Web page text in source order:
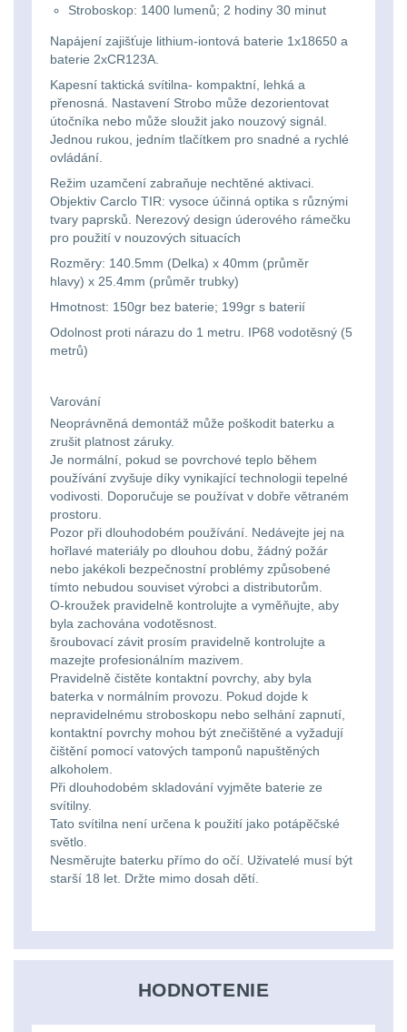
26650
baterie
Svítilny
pro
CR123A
nebo
16340
baterie
svetlá
čelovky
Taktické
svietidlá
Lucerny
kempingové
lampy
Potápačské
svetlá
Kapesní
svítilny
svítilny
18650 1
14500 / AA / AAA4
16340 a CR1231
Nabíjačky9
Náhradné diely7
BATOHY A TAŠKY
(1565)
Turistické a expediční
Městské batohy41
Batohy216
Méně než 10 L13
10 - 20 L26
20 - 30 L103
Nad 30 L74
Batohy přes rameno
15
Cestovní batohy a
tašky6
Dětské batohy
Brašne a tašky45
Ledvinky60
Stroboskop: 1400 lumenů; 2 hodiny 30 minut
Napájení zajišťuje lithium-iontová baterie 1x18650 a
baterie 2xCR123A.
Kapesní taktická svítilna- kompaktní, lehká a
přenosná. Nastavení Strobo může dezorientovat
útočníka nebo může sloužit jako nouzový signál.
Jednou rukou, jedním tlačítkem pro snadné a rychlé
ovládání.
Režim uzamčení zabraňuje nechtěné aktivaci.
Objektiv Carclo TIR: vysoce účinná optika s různými
tvary paprsků. Nerezový design úderového rámečku
pro použití v nouzových situacích
Rozměry: 140.5mm (Delka) x 40mm (průměr
hlavy) x 25.4mm (průměr trubky)
Hmotnost: 150gr bez baterie; 199gr s baterií
Odolnost proti nárazu do 1 metru. IP68 vodotěsný (5
metrů)
Varování
Neoprávněná demontáž může poškodit baterku a
zrušit platnost záruky.
Je normální, pokud se povrchové teplo během
používání zvyšuje díky vynikající technologii tepelné
vodivosti. Doporučuje se používat v dobře větraném
prostoru.
Pozor při dlouhodobém používání. Nedávejte jej na
hořlavé materiály po dlouhou dobu, žádný požár
nebo jakékoli bezpečnostní problémy způsobené
tímto nebudou souviset výrobci a distributorům.
O-kroužek pravidelně kontrolujte a vyměňujte, aby
byla zachována vodotěsnost.
šroubovací závit prosím pravidelně kontrolujte a
mazejte profesionálním mazivem.
Pravidelně čistěte kontaktní povrchy, aby byla
baterka v normálním provozu. Pokud dojde k
nepravidelnému stroboskopu nebo selhání zapnutí,
kontaktní povrchy mohou být znečištěné a vyžadují
čištění pomocí vatových tamponů napuštěných
alkoholem.
Při dlouhodobém skladování vyjměte baterie ze
svítilny.
Tato svítilna není určena k použití jako potápěčské
světlo.
Nesměrujte baterku přímo do očí. Uživatelé musí být
starší 18 let. Držte mimo dosah dětí.
HODNOTENIE